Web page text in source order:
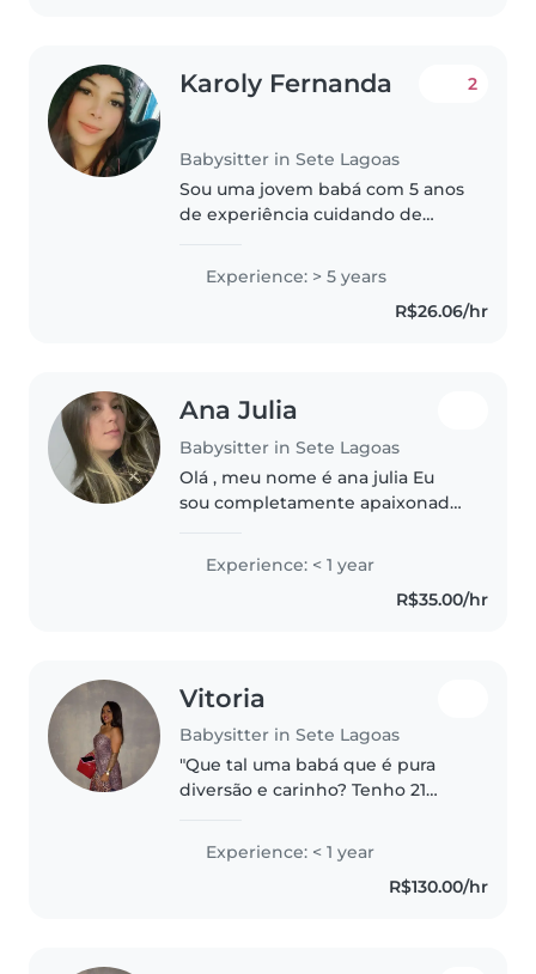
Karoly Fernanda
Babysitter in Sete Lagoas
2
Sou uma jovem babá com 5 anos
de experiência cuidando de
desde bebês até adolescentes.
Sou responsável, cuidadosa e
calma, e tenho habilidades em
Experience: > 5 years
R$26.06/hr
Ana Julia
Babysitter in Sete Lagoas
Olá , meu nome é ana julia Eu
sou completamente apaixonada
perto de mim!
Experience: < 1 year
R$35.00/hr
Vitoria
Babysitter in Sete Lagoas
"Que tal uma babá que é pura
diversão e carinho? Tenho 21
verdadeira apaixonada por
crianças! Juntos, vamos rir,
aprender e criar memórias
Experience: < 1 year
R$130.00/hr